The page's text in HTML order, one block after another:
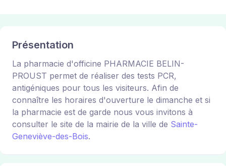
Présentation
La pharmacie d'officine PHARMACIE BELIN-
PROUST permet de réaliser des tests PCR,
antigéniques pour tous les visiteurs. Afin de
connaître les horaires d'ouverture le dimanche et si
la pharmacie est de garde nous vous invitons à
consulter le site de la mairie de la ville de Sainte-
Geneviève-des-Bois.